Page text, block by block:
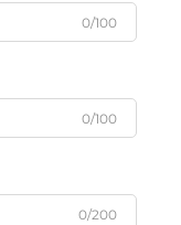
0/100
0/100
0/200